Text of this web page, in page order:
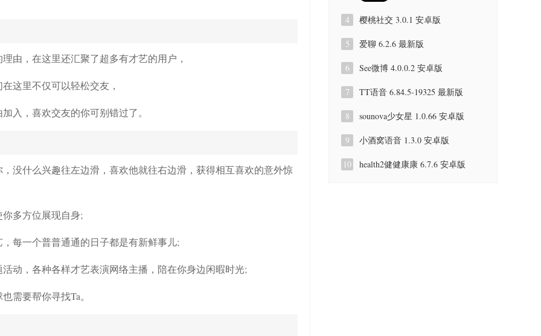
由，在这里还汇聚了超多有才艺的用户，
这里不仅可以轻松交友，
入，喜欢交友的你可别错过了。
没什么兴趣往左边滑，喜欢他就往右边滑，获得相互喜欢的意外惊
多方位展现自身;
每一个普普通通的日子都是有新鲜事儿;
动，各种各样才艺表演网络主播，陪在你身边闲暇时光;
需要帮你寻找Ta。
4 樱桃社交 3.0.1 安卓版
5 爱聊 6.2.6 最新版
6 See微博 4.0.0.2 安卓版
7 TT语音 6.84.5-19325 最新版
8 sounova少女星 1.0.66 安卓版
9 小酒窝语音 1.3.0 安卓版
10 health2健健康康 6.7.6 安卓版